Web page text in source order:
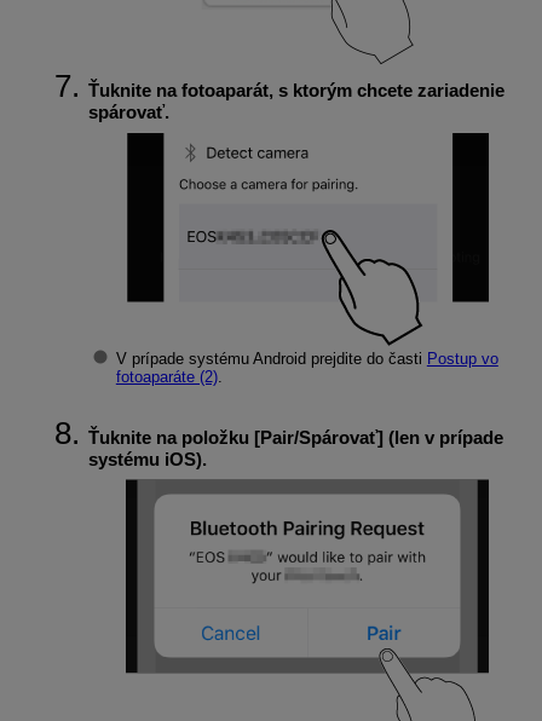
Ťuknite na fotoaparát, s ktorým chcete zariadenie
spárovať.
V prípade systému Android prejdite do časti Postup vo
fotoaparáte (2).
Ťuknite na položku [Pair/Spárovať] (len v prípade
systému iOS).